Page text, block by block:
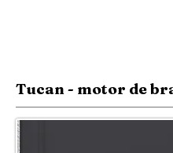
Tucan - motor de